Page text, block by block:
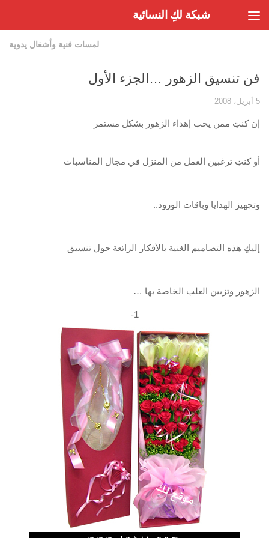
شبكة لكِ النسائية
لمسات فنية وأشغال يدوية
فن تنسيق الزهور …الجزء الأول
5 أبريل، 2008
إن كنتِ ممن يحب إهداء الزهور بشكل مستمر
أو كنتِ ترغبين العمل من المنزل في مجال المناسبات
وتجهيز الهدايا وباقات الورود..
إليكِ هذه التصاميم الغنية بالأفكار الرائعة حول تنسيق
الزهور وتزيين العلب الخاصة بها …
1-